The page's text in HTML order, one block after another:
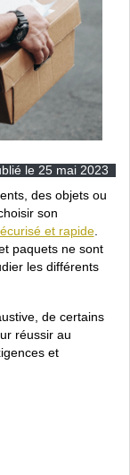
le 25 mai 2023
des objets ou
son
et rapide.
paquets ne sont
les différents
de certains
réussir au
et